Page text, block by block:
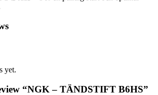
yet.
“NGK – TÄNDSTIFT B6HS”